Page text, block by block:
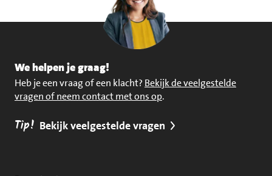
We helpen je graag!
Heb je een vraag of een klacht? Bekijk de veelgestelde
vragen of neem contact met ons op.
Tip! Bekijk veelgestelde vragen